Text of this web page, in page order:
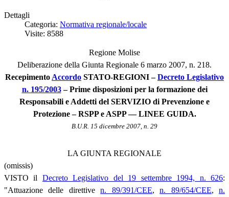
Dettagli
Categoria: Normativa regionale/locale
Visite: 8588
Regione Molise
Deliberazione della Giunta Regionale 6 marzo 2007, n. 218.
Recepimento Accordo STATO-REGIONI –Decreto Legislativo
n. 195/2003– Prime disposizioni per la formazione dei
Responsabili e Addetti del SERVIZIO di Prevenzione e
Protezione – RSPP e ASPP — LINEE GUIDA.
B.U.R. 15 dicembre 2007, n. 29
LA GIUNTA REGIONALE
(omissis)
VISTO il Decreto Legislativo del 19 settembre 1994, n. 626:
"Attuazione delle direttiven. 89/391/CEE,n. 89/654/CEE,n.